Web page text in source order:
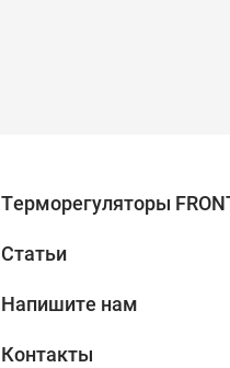
Терморегуляторы
Статьи
Напишите нам
Контакты